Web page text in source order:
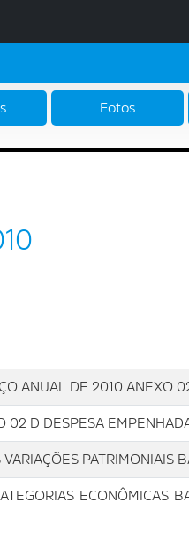
Fotos
ANUAL DE 2010 ANEXO
02 D DESPESA
PATRIMONIAIS